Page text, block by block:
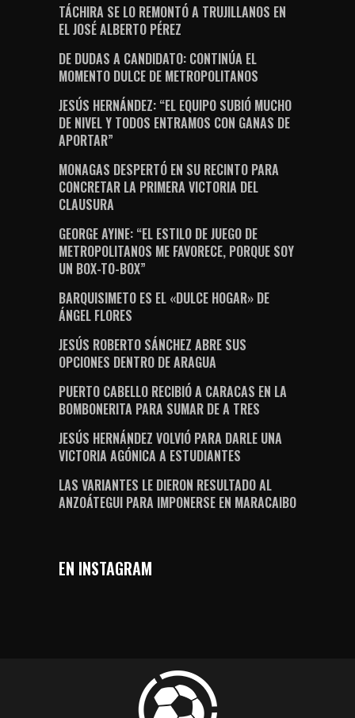
TÁCHIRA SE LO REMONTÓ A TRUJILLANOS EN
EL JOSÉ ALBERTO PÉREZ
DE DUDAS A CANDIDATO: CONTINÚA EL
MOMENTO DULCE DE METROPOLITANOS
JESÚS HERNÁNDEZ: “EL EQUIPO SUBIÓ MUCHO
DE NIVEL Y TODOS ENTRAMOS CON GANAS DE
APORTAR”
MONAGAS DESPERTÓ EN SU RECINTO PARA
CONCRETAR LA PRIMERA VICTORIA DEL
CLAUSURA
GEORGE AYINE: “EL ESTILO DE JUEGO DE
METROPOLITANOS ME FAVORECE, PORQUE SOY
UN BOX-TO-BOX”
BARQUISIMETO ES EL «DULCE HOGAR» DE
ÁNGEL FLORES
JESÚS ROBERTO SÁNCHEZ ABRE SUS
OPCIONES DENTRO DE ARAGUA
PUERTO CABELLO RECIBIÓ A CARACAS EN LA
BOMBONERITA PARA SUMAR DE A TRES
JESÚS HERNÁNDEZ VOLVIÓ PARA DARLE UNA
VICTORIA AGÓNICA A ESTUDIANTES
LAS VARIANTES LE DIERON RESULTADO AL
ANZOÁTEGUI PARA IMPONERSE EN MARACAIBO
EN INSTAGRAM